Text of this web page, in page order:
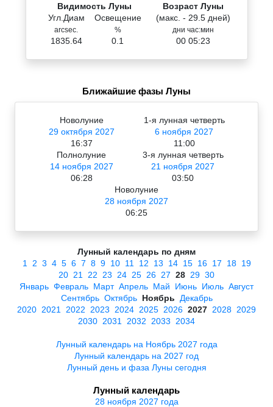
Видимость Луны
Угл.Диам
arcsec.
1835.64
Освещение
%
0.1
Возраст Луны
(макс. - 29.5 дней)
дни час:мин
00 05:23
Ближайшие фазы Луны
Новолуние
29 октября 2027
16:37
1-я лунная четверть
6 ноября 2027
11:00
Полнолуние
14 ноября 2027
06:28
3-я лунная четверть
21 ноября 2027
03:50
Новолуние
28 ноября 2027
06:25
Лунный календарь по дням
1
2 3 4 5 6 7 8 9 10 11 12 13 14 15 16 17 18 19
20 21 22 23 24 25 26 27 28 29 30
Январь Февраль Март Апрель Май Июнь Июль Август
Сентябрь Октябрь Ноябрь
Декабрь
2020 2021 2022 2023 2024 2025 2026 2027 2028 2029
2030 2031 2032 2033 2034
Лунный календарь на Ноябрь 2027 года
Лунный календарь на 2027 год
Лунный день и фаза Луны сегодня
Лунный календарь
28 ноября 2027 года